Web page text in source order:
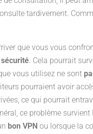
tardivement.
que vous vous
. Cela pourrait
vous utilisez ne sont
pourraient avoir
ce qui pourrait
ce problème
bon VPN ou lorsque la